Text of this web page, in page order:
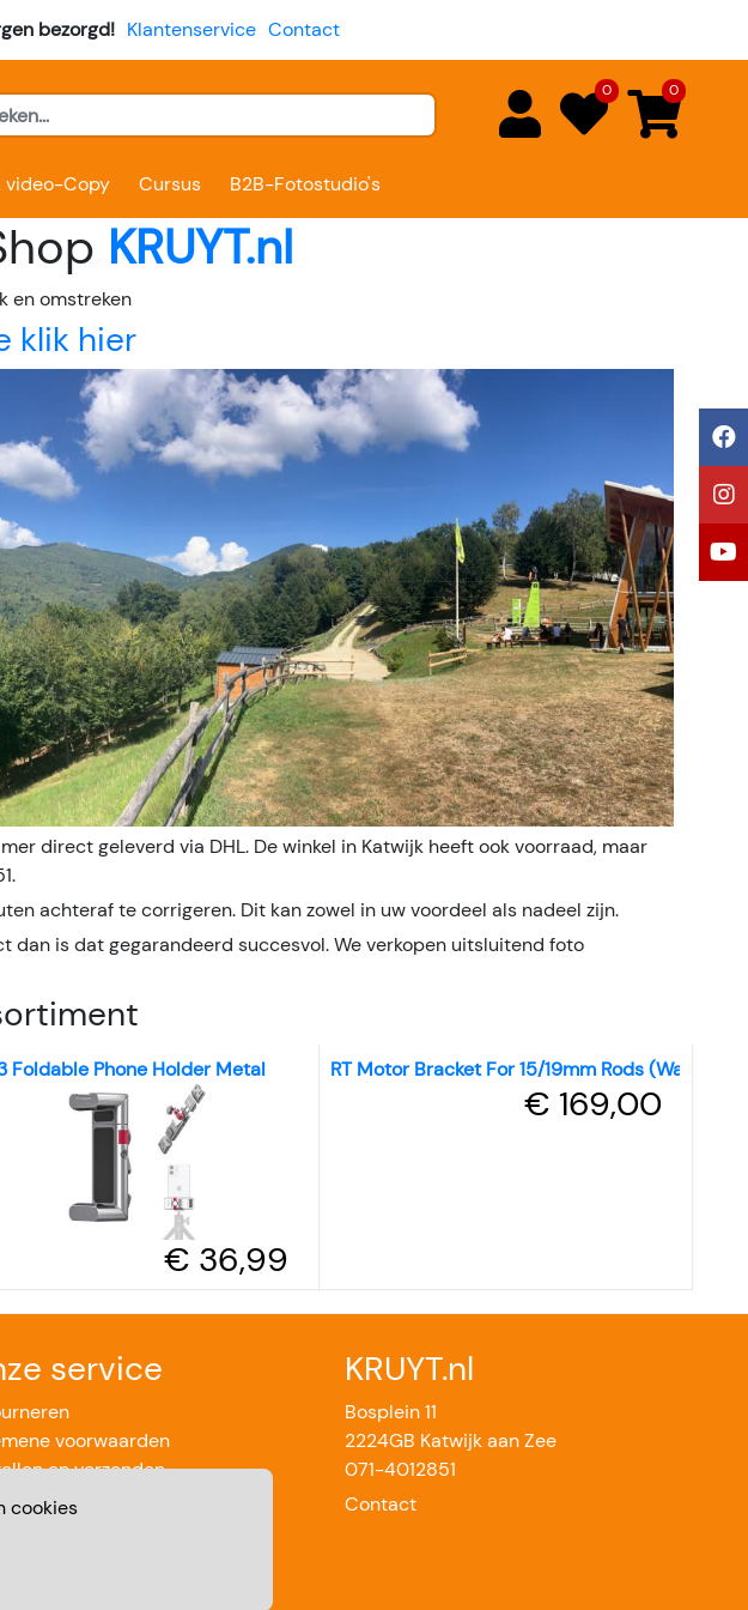
cookies
bezorgd! Klantenservice Contact
0 0
video-Copy Cursus B2B-Fotostudio's
KRUYT.nl
en omstreken
klik hier
direct geleverd via DHL. De winkel in Katwijk heeft ook voorraad, maar
achteraf te corrigeren. Dit kan zowel in uw voordeel als nadeel zijn.
dan is dat gegarandeerd succesvol. We verkopen uitsluitend foto
Foldable Phone Holder Metal
€ 36,99
RT Motor Bracket For 15/19mm Rods (Was TRT-
€ 169,00
service
voorwaarden
en verzenden
KRUYT.nl
Bosplein 11
2224GB Katwijk aan Zee
071-4012851
Contact